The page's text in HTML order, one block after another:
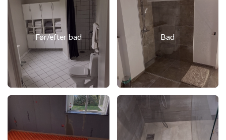
Før/efter bad Bad